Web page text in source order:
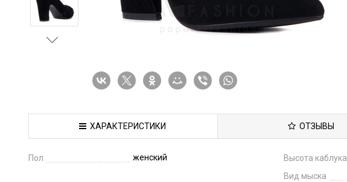
ХАРАКТЕРИСТИКИ ОТЗЫВЫ
Пол женский Высота каблука
Вид мыска